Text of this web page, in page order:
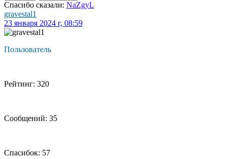
Спасибо сказали: NaZgyL
gravestal1
23 января 2024 г, 08:59
Пользователь
Рейтинг: 320
Сообщений: 35
Спасибок: 57